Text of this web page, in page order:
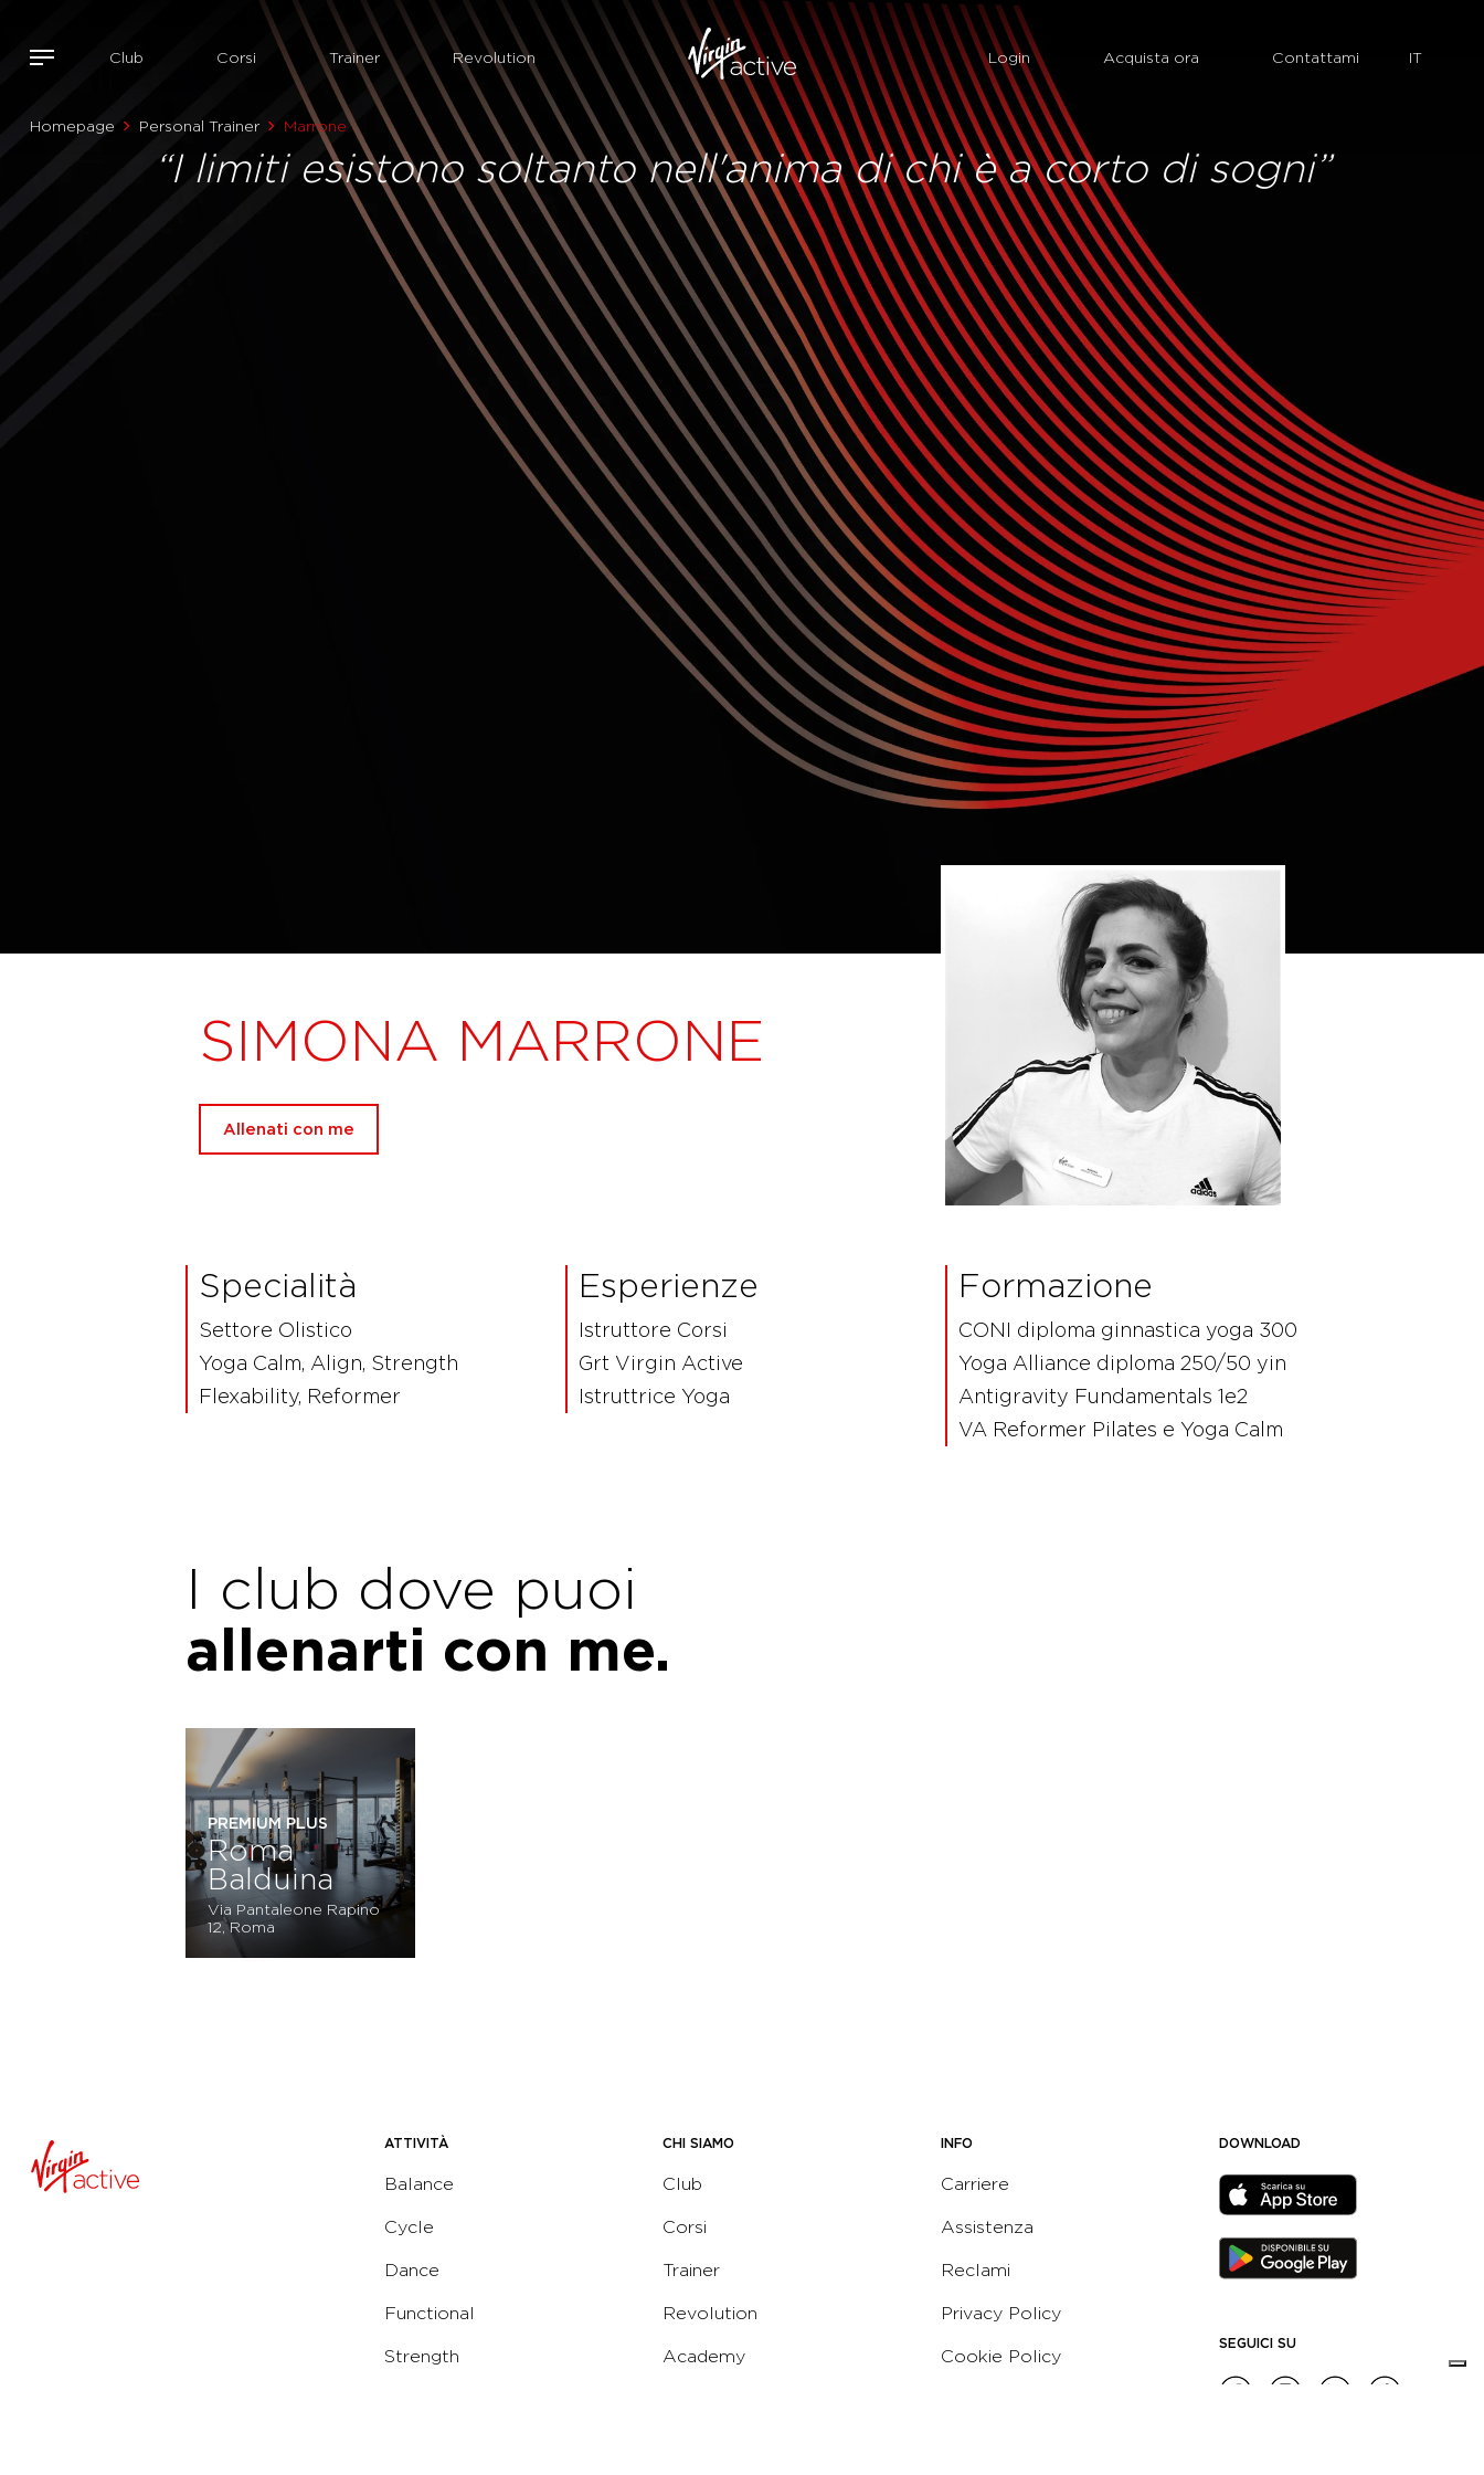
Club Corsi Trainer Revolution Login Acquista ora Contattami
Homepage Personal Trainer Marrone
“I limiti esistono soltanto nell'anima di chi è a corto di sogni”
SIMONA MARRONE
Allenati con me
Specialità
Settore Olistico
Yoga Calm, Align, Strength
Flexability, Reformer
Esperienze
Istruttore Corsi
Grt Virgin Active
Istruttrice Yoga
Formazione
CONI diploma ginnastica yoga 300
Yoga Alliance diploma 250/50 yin
Antigravity Fundamentals 1e2
VA Reformer Pilates e Yoga Calm
I club dove puoi
allenarti con me.
PREMIUM PLUS
Roma
Balduina
Via Pantaleone Rapino
12, Roma
ATTIVITÀ
Balance
Cycle
Dance
Functional
Strength
CHI SIAMO
Club
Corsi
Trainer
Revolution
Academy
INFO
Carriere
Assistenza
Reclami
Privacy Policy
Cookie Policy
DOWNLOAD
SEGUICI SU